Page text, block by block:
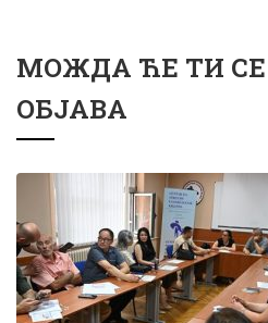
МОЖДА ЋЕ ТИ
ОБЈАВА